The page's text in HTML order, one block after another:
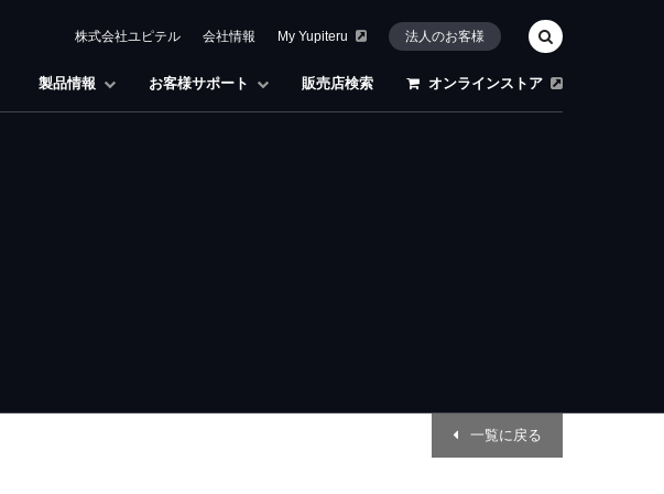
製品情報 お客様サポート 販売店検索 オンラインストア
株式会社ユピテル 会社情報 My Yupiteru 法人のお客様
一覧に戻る